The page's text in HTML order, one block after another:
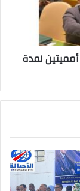
أمميتين لمدة